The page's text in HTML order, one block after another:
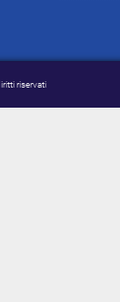
riservati